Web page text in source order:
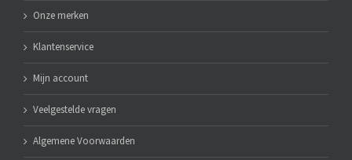
Onze merken
Klantenservice
Mijn account
Veelgestelde vragen
Algemene Voorwaarden